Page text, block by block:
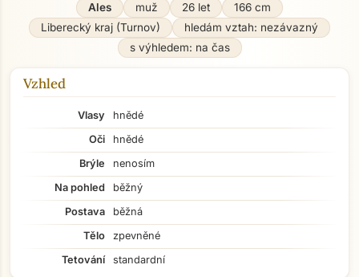
Ales muž 26 let
166 cm
Liberecký kraj (Turnov)
hledám vztah: nezávazný
s výhledem: na čas
Vzhled
Vlasy
hnědé
Oči
hnědé
Brýle
nenosím
Na pohled
běžný
Postava
běžná
Tělo
zpevněné
Tetování
standardní